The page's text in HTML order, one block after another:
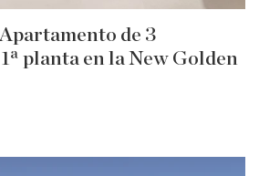
de 3
planta en la New Golden